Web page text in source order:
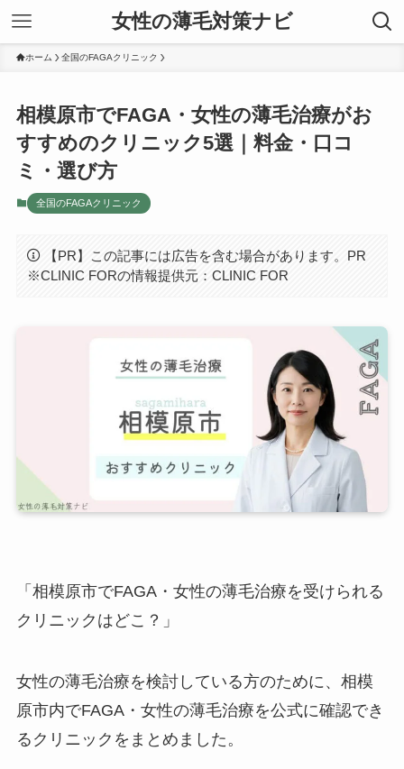
女性の薄毛対策ナビ
ホーム 全国のFAGAクリニック
相模原市でFAGA・女性の薄毛治療がお
すすめのクリニック5選｜料金・口コ
ミ・選び方
全国のFAGAクリニック
【PR】この記事には広告を含む場合があります。PR
※CLINIC FORの情報提供元：CLINIC FOR
「相模原市でFAGA・女性の薄毛治療を受けられる
クリニックはどこ？」
女性の薄毛治療を検討している方のために、相模
原市内でFAGA・女性の薄毛治療を公式に確認でき
るクリニックをまとめました。